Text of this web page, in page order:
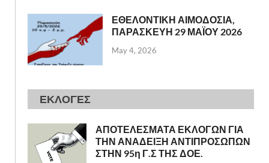
ΕΘΕΛΟΝΤΙΚΗ ΑΙΜΟΔΟΣΙΑ,
ΠΑΡΑΣΚΕΥΗ 29 ΜΑΪΟΥ 2026
May 4, 2026
ΕΚΛΟΓΕΣ
ΑΠΟΤΕΛΕΣΜΑΤΑ ΕΚΛΟΓΩΝ ΓΙΑ
ΤΗΝ ΑΝΑΔΕΙΞΗ ΑΝΤΙΠΡΟΣΩΠΩΝ
ΣΤΗΝ 95η Γ.Σ ΤΗΣ ΔΟΕ.